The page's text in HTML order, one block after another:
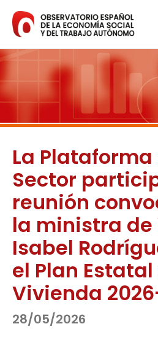
contenido
La
Sector
reunión
la ministra de
Isabel
el Plan
Vivienda
28/05/2026